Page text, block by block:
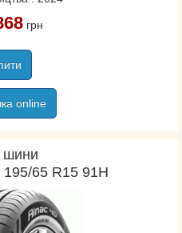
грн
online
шини
65 R15 91H